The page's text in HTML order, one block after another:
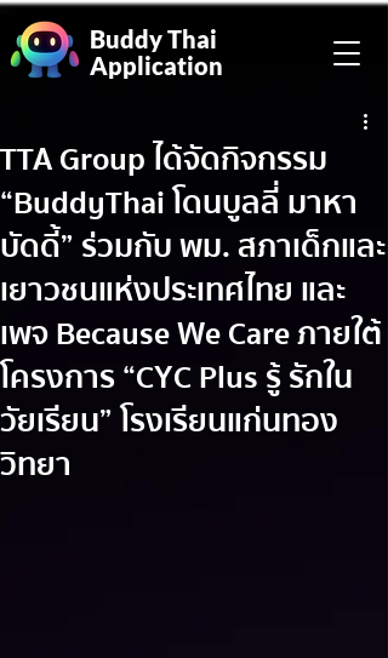
Buddy Thai
Application
TTA Group ได้จัดกิจกรรม
“BuddyThai โดนบูลลี่ มาหา
บัดดี้” ร่วมกับ พม. สภาเด็กและ
เยาวชนแห่งประเทศไทย และ
เพจ Because We Care ภายใต้
โครงการ “CYC Plus รู้ รักใน
วัยเรียน” โรงเรียนแก่นทอง
วิทยา